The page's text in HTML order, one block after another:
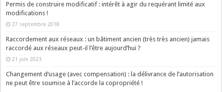
Permis de construire modificatif : intérêt à agir du requérant limité aux
modifications !
27 septembre 2018
Raccordement aux réseaux : un bâtiment ancien (très très ancien) jamais
raccordé aux réseaux peut-il l’être aujourd’hui ?
21 juin 2023
Changement d’usage (avec compensation) : la délivrance de l’autorisation
ne peut être soumise à l’accorde la copropriété !